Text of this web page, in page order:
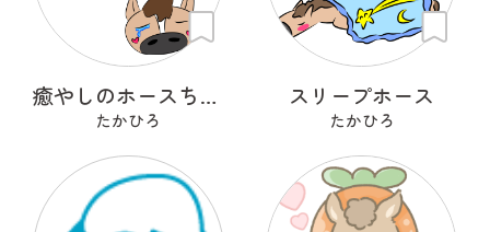
癒やしのホースちゃん
たかひろ
スリープホース
たかひろ